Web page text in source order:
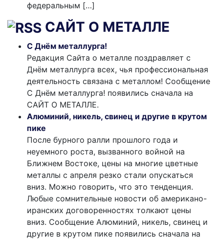
федеральным […]
САЙТ О МЕТАЛЛЕ
С Днём металлурга!
Редакция Сайта о металле поздравляет с
Днём металлурга всех, чья профессиональная
деятельность связана с металлом! Сообщение
С Днём металлурга! появились сначала на
САЙТ О МЕТАЛЛЕ.
Алюминий, никель, свинец и другие в крутом
пике
После бурного ралли прошлого года и
неуемного роста, вызванного войной на
Ближнем Востоке, цены на многие цветные
металлы с апреля резко стали опускаться
вниз. Можно говорить, что это тенденция.
Любые сомнительные новости об американо-
иранских договоренностях толкают цены
вниз. Сообщение Алюминий, никель, свинец и
другие в крутом пике появились сначала на